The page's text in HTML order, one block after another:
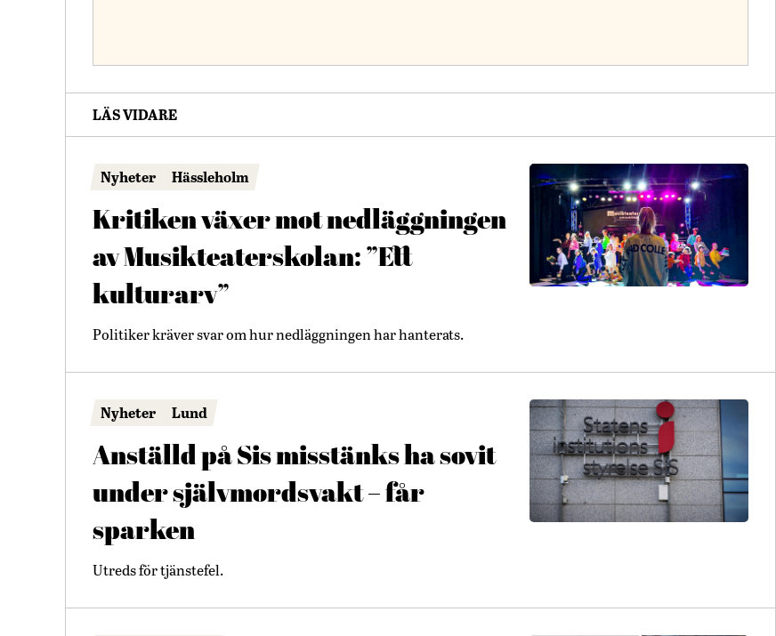
LÄS VIDARE
Nyheter Hässleholm
Kritiken växer mot nedläggningen
av Musikteaterskolan: ”Ett
kulturarv”
Politiker kräver svar om hur nedläggningen har hanterats.
Nyheter Lund
Anställd på Sis misstänks ha sovit
under självmordsvakt – får
sparken
Utreds för tjänstefel.